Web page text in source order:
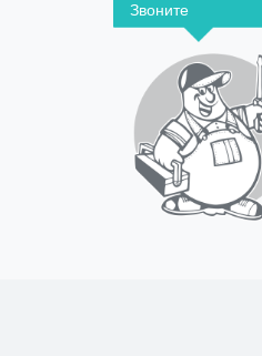
Звоните